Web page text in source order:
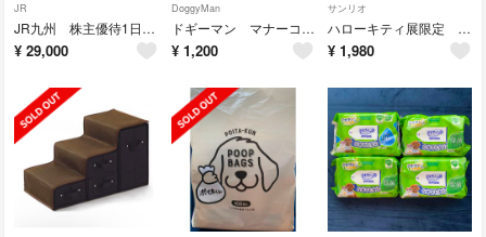
JR
JR九州 株主優待1日乗車券6枚&株主優待券3500円
¥ 29,000
DoggyMan
ドギーマン マナーコール
¥ 1,200
サンリオ
ハローキティ展限定 Wリングノート&ジェットストリームボールペン
¥ 1,980